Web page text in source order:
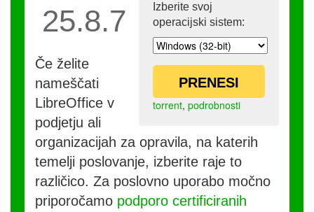
Izberite svoj
operacijski sistem:
PRENESI
torrent, podrobnosti
25.8.7
Če želite
nameščati
LibreOffice v
podjetju ali
organizacijah za opravila, na katerih
temelji poslovanje, izberite raje to
različico. Za poslovno uporabo močno
priporočamo podporo certificiranih